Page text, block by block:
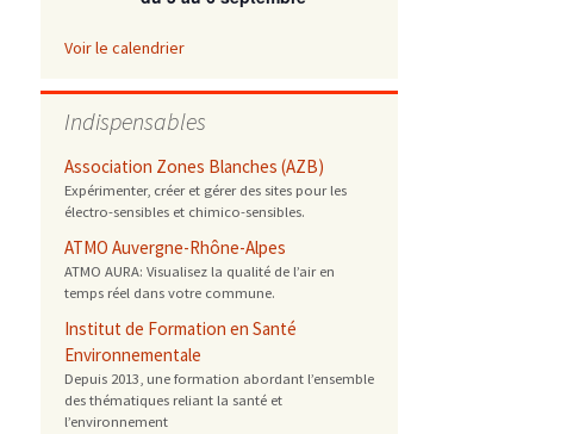
et de cuisson
/ ONG
/ reprotoxique
énergétique
Voir le calendrier
Indispensables
Association Zones Blanches (AZB)
Expérimenter, créer et gérer des sites pour les
électro-sensibles et chimico-sensibles.
ATMO Auvergne-Rhône-Alpes
ATMO AURA: Visualisez la qualité de l’air en
temps réel dans votre commune.
Institut de Formation en Santé
Environnementale
Depuis 2013, une formation abordant l’ensemble
des thématiques reliant la santé et
l’environnement